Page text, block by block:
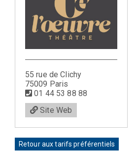
55 rue de Clichy
75009 Paris
01 44 53 88 88
Site Web
Retour aux tarifs préférentiels